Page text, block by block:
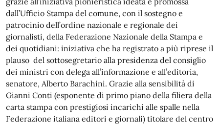
dall’Ufficio Stampa del comune, con il sostegno e
patrocinio dell’ordine nazionale e regionale dei
giornalisti, della Federazione Nazionale della Stampa e
dei quotidiani: iniziativa che ha registrato a più riprese il
plauso del sottosegretario alla presidenza del consiglio
dei ministri con delega all’informazione e all’editoria,
senatore, Alberto Barachini. Grazie alla sensibilità di
Gianni Conti (esponente di primo piano della filiera della
carta stampa con prestigiosi incarichi alle spalle nella
Federazione italiana editori e giornali) titolare del centro